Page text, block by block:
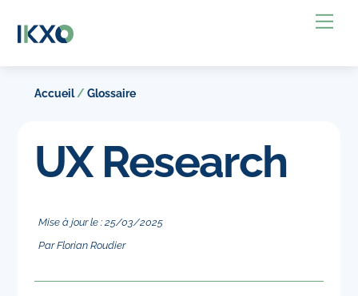
Accueil/ Glossaire
UX Research
Mise à jour le : 25/03/2025
ParFlorian Roudier